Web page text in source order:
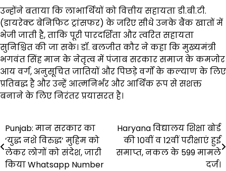
उन्होंने बताया कि लाभार्थियों को वित्तीय सहायता डी.बी.टी.
(डायरेक्ट बेनिफिट ट्रांसफर) के जरिए सीधे उनके बैंक खातों में
भेजी जाती है, ताकि पूरी पारदर्शिता और त्वरित सहायता
सुनिश्चित की जा सके। डॉ. बलजीत कौर ने कहा कि मुख्यमंत्री
भगवंत सिंह मान के नेतृत्व में पंजाब सरकार समाज के कमजोर
आय वर्ग, अनुसूचित जातियों और पिछड़े वर्गों के कल्याण के लिए
प्रतिबद्ध है और उन्हें आत्मनिर्भर और आर्थिक रूप से सशक्त
बनाने के लिए निरंतर प्रयासरत है।
Post
navigation
Punjab: मान सरकार का
‘युद्ध नशे विरुद्ध’ मुहिम को
लेकर लोगों को संदेश, जारी
किया Whatsapp Number
Haryana विद्यालय शिक्षा बोर्ड
की 10वीं व 12वीं परीक्षाएं हुई
समाप्त, नकल के 599 मामले
दर्ज।